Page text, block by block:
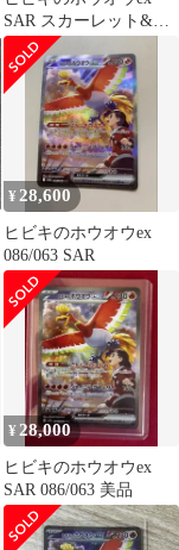
SAR スカーレット&バ
イオレット 強化拡張パ
ック 熱風…
¥ 28,600
ヒビキのホウオウex
086/063 SAR
¥ 28,000
ヒビキのホウオウex
SAR 086/063 美品